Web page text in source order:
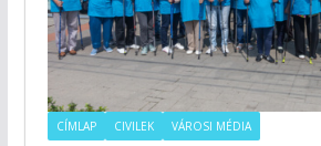
CÍMLAP CIVILEK VÁROSI MÉDIA